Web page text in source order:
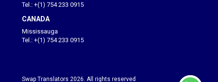
Tel.: +(1) 754 233 0915
CANADA
Mississauga
Tel.: +(1) 754 233 0915
Swap Translators 2026. All rights reserved